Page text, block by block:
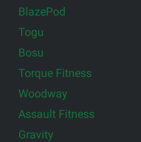
BlazePod
Togu
Bosu
Torque Fitness
Woodway
Assault Fitness
Gravity